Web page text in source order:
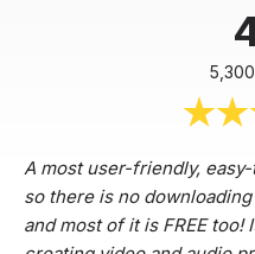
A most user-friendly,
so there is no
and most of it is FREE